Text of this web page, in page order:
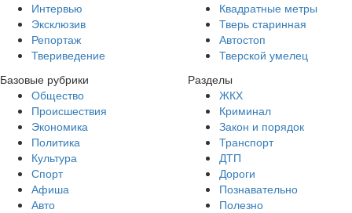
Интервью
Эксклюзив
Репортаж
Твериведение
Квадратные метры
Тверь старинная
Автостоп
Тверской умелец
Базовые рубрики
Общество
Происшествия
Экономика
Политика
Культура
Спорт
Афиша
Авто
Разделы
ЖКХ
Криминал
Закон и порядок
Транспорт
ДТП
Дороги
Познавательно
Полезно